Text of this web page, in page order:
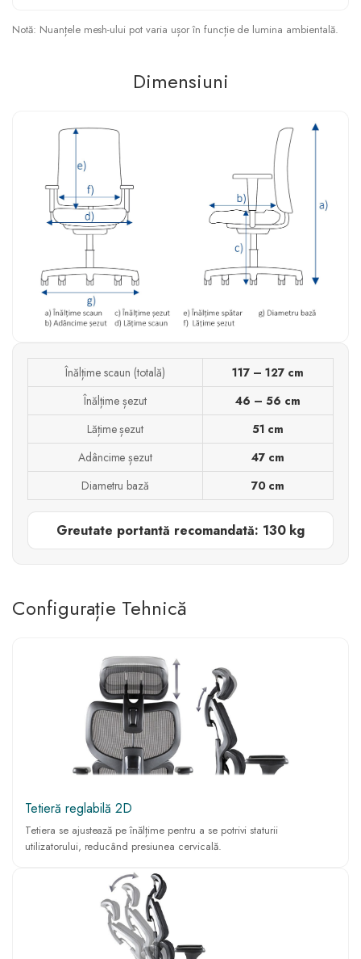
Notă: Nuanțele mesh-ului pot varia ușor în funcție de lumina ambientală.
Dimensiuni
Înălțime scaun (totală)
117 – 127 cm
Înălțime șezut
46 – 56 cm
Lățime șezut
51 cm
Adâncime șezut
47 cm
Diametru bază
70 cm
Greutate portantă recomandată: 130 kg
Configurație Tehnică
Tetieră reglabilă 2D
Tetiera se ajustează pe înălțime pentru a se potrivi staturii
utilizatorului, reducând presiunea cervicală.